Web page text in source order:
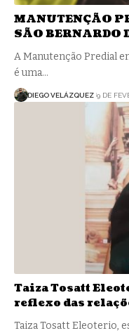
MANUTENÇÃO
SÃO BERNARDO
A Manutenção Predial
é uma…
DIEGO VELÁZQUEZ 9 DE
Taiza Tosatt
reflexo das
Taiza Tosatt Eleoterio,